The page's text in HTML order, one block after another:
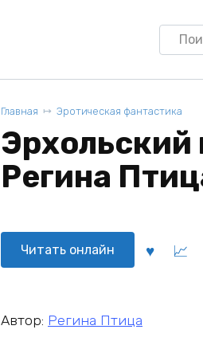
Search
for:
Главная Эротическая фантастика
Эрхольский
Регина
Читать онлайн
Автор: Регина Птица